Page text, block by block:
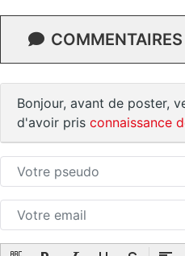
Bonjour, avant de poster,
d'avoir pris connaissance